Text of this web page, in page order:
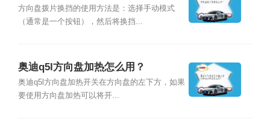
方向盘拨片换挡的使用方法是：选择手动模式
（通常是一个按钮），然后将换挡...
奥迪q5l方向盘加热怎么用？
奥迪q5l方向盘加热开关在方向盘的左下方，如果
要使用方向盘加热可以将开...